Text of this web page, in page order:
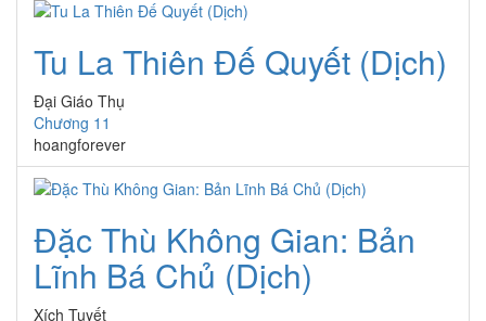
Tu La Thiên Đế Quyết (Dịch)
Đại Giáo Thụ
Chương 11
hoangforever
Đặc Thù Không Gian: Bản
Lĩnh Bá Chủ (Dịch)
Xích Tuyết